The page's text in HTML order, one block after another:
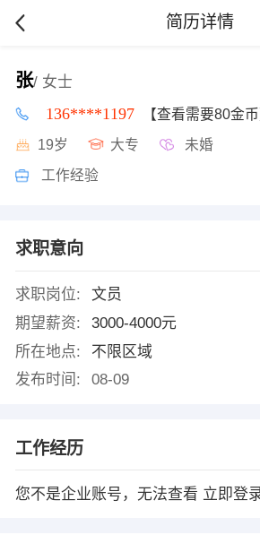
简历详情
张/ 女士
136****1197 【查看需要80金币
19岁 大专 未婚
工作经验
求职意向
求职岗位:
文员
期望薪资:
3000-4000元
所在地点:
不限区域
发布时间:
08-09
工作经历
您不是企业账号，无法查看 立即登